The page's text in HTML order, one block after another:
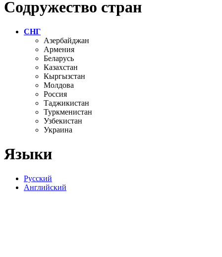
Содружество стран
СНГ
Азербайджан
Армения
Беларусь
Казахстан
Кыргызстан
Молдова
Россия
Таджикистан
Туркменистан
Узбекистан
Украина
Языки
Русский
Английский